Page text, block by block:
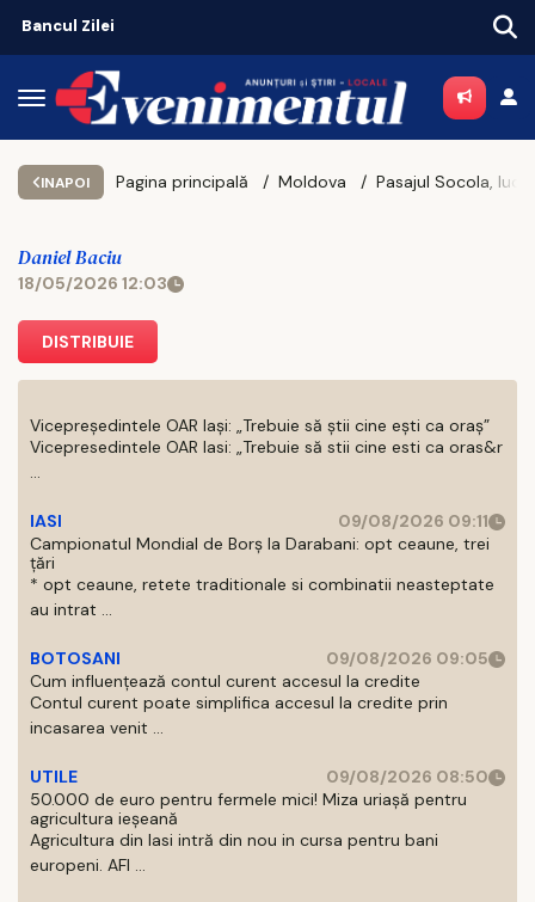
INAPOI Pagina principală Moldova
Daniel Baciu
18/05/2026 12:03
DISTRIBUIE
Vicepreședintele OAR Iași: „Trebuie să știi cine ești ca oraș”
Vicepresedintele OAR Iasi: „Trebuie să stii cine esti ca oras&r
...
IASI
09/08/2026 09:11
Campionatul Mondial de Borș la Darabani: opt ceaune, trei
țări
* opt ceaune, retete traditionale si combinatii neasteptate
au intrat ...
BOTOSANI
09/08/2026 09:05
Cum influențează contul curent accesul la credite
Contul curent poate simplifica accesul la credite prin
incasarea venit ...
UTILE
09/08/2026 08:50
50.000 de euro pentru fermele mici! Miza uriașă pentru
agricultura ieșeană
Agricultura din Iasi intră din nou in cursa pentru bani
europeni. AFI ...